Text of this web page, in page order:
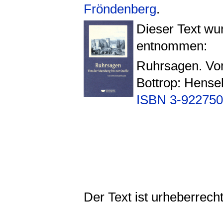
Fröndenberg.
Dieser Text
entnommen:
Ruhrsagen.
Bottrop:
ISBN 3-
Der Text ist